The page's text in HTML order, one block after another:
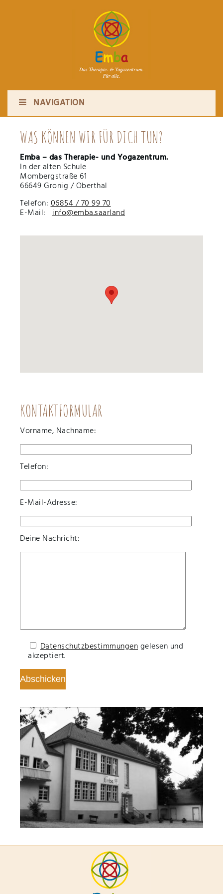
NAVIGATION
WAS KÖNNEN WIR FÜR DICH TUN?
Emba – das Therapie- und Yogazentrum.
In der alten Schule
Mombergstraße 61
66649 Gronig /Oberthal
Telefon:06854 / 70 99 70
E-Mail: info@emba.saarland
KONTAKTFORMULAR
Vorname, Nachname:
Telefon:
E-Mail-Adresse:
Deine Nachricht:
Datenschutzbestimmungengelesen und
akzeptiert.